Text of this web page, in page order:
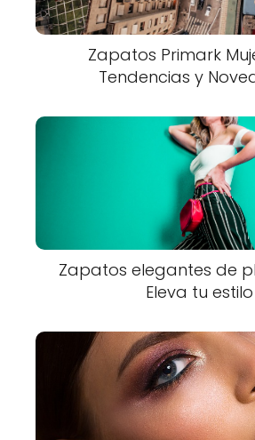
Zapatos Primark
Tendencias y
Zapatos elegantes de
Eleva tu estilo